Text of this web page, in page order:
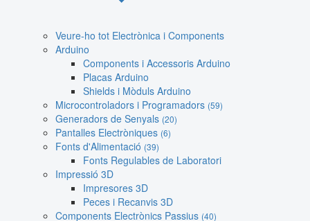
Veure-ho tot Electrònica i Components
Arduino
Components i Accessoris Arduino
Placas Arduino
Shields i Mòduls Arduino
Microcontroladors i Programadors (59)
Generadors de Senyals (20)
Pantalles Electròniques (6)
Fonts d'Alimentació (39)
Fonts Regulables de Laboratori
Impressió 3D
Impresores 3D
Peces i Recanvis 3D
Components Electrònics Passius (40)